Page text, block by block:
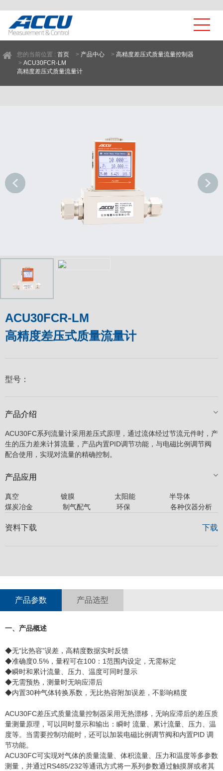
您的当前位置 : 首页 > 产品中心 > 高精度差压式质量流量控制器
> ACU30FCR-LM
高精度差压式质量流量计
ACU30FCR-LM
高精度差压式质量流量计
型号：
产品介绍
ACU30FC系列流量计采用差压式原理，通过流体经过节流元件时，产
生的压力差来计算流量，产品内置PID调节功能，与电磁比例调节阀
配合使用，实现对流量的精确控制。
产品应用
真空 镀膜 太阳能 半导体 石
煤炭冶金 制气配气 环保 各种仪器分析
资料下载 下载
产品参数 产品选型
一、产品概述
◆无“比热容”误差，高精度数据实时反馈
◆准确度0.5%，量程可在100：1范围内设定，无需标定
◆瞬时和累计流量、压力、温度可同时显示
◆无需预热，测量时无响应滞后
◆内置30种气体转换系数，无比热容附加误差，不影响精度
ACU30FC差压式质量流量控制器采用无热漂移，无响应滞后的差压质
量测量原理，可以同时显示和输出：瞬时 流量、累计流量、压力、温
度等。当需要控制功能时，还可以加装电磁比例调节阀和内置PID 调
节功能。
ACU30FC可实现对气体的质量流量、体积流量、压力和温度等多参数
测量，并通过RS485/232等通讯方式将一系列参数通过触摸屏或者其